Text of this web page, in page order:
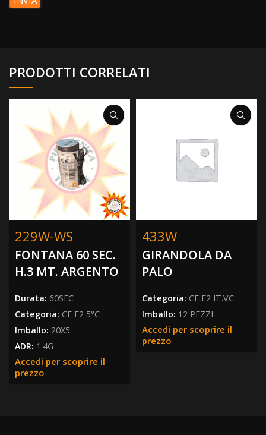
PRODOTTI CORRELATI
229W-WS
FONTANA 60 SEC.
H.3 MT. ARGENTO
Durata: 60SEC
Categoria: CE F2 5°C
Imballo: 20X5
ADR: 1.4G
Accedi per scoprire il
prezzo
433W
GIRANDOLA DA
PALO
Categoria: CE F2 IT.VC
Imballo: 12 PEZZI
Accedi per scoprire il
prezzo